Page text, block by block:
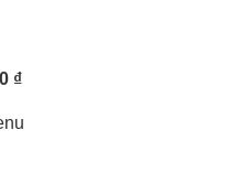
0 ₫